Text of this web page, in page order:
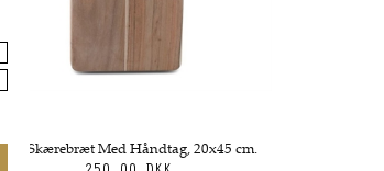
Lyst Skærebræt Med Håndtag, 20x45 cm.